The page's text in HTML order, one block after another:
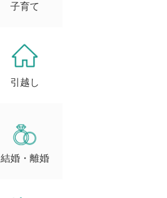
子育て
引越し
結婚・離婚